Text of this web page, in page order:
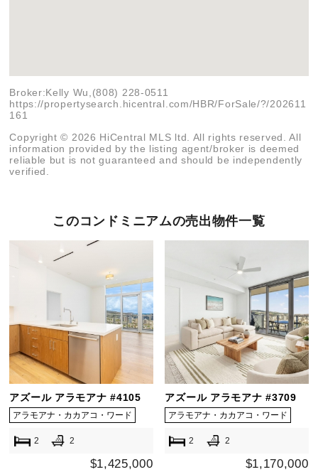
Broker:Kelly Wu,(808) 228-0511
https://propertysearch.hicentral.com/HBR/ForSale/?/202611
161
Copyright © 2026 HiCentral MLS ltd. All rights reserved. All
information provided by the listing agent/broker is deemed
reliable but is not guaranteed and should be independently
verified.
このコンドミニアムの売出物件一覧
アズール アラモアナ #4105
アラモアナ・カカアコ・ワード
2 2
$1,425,000
アズール アラモアナ #3709
アラモアナ・カカアコ・ワード
2 2
$1,170,000